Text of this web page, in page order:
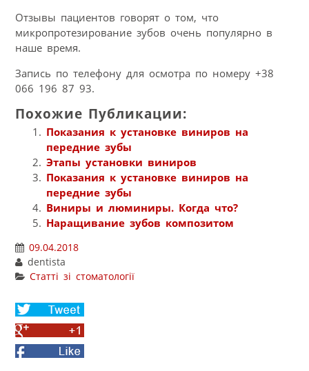
Отзывы пациентов говорят о том, что
микропротезирование зубов очень популярно в
наше время.
Запись по телефону для осмотра по номеру +38
066 196 87 93.
Похожие Публикации:
Показания к установке виниров на
передние зубы
Этапы установки виниров
Показания к установке виниров на
передние зубы
Виниры и люминиры. Когда что?
Наращивание зубов композитом
09.04.2018
dentista
Статті зі стоматології
Share
on
Twitter
Share
on
Google+
Facebook